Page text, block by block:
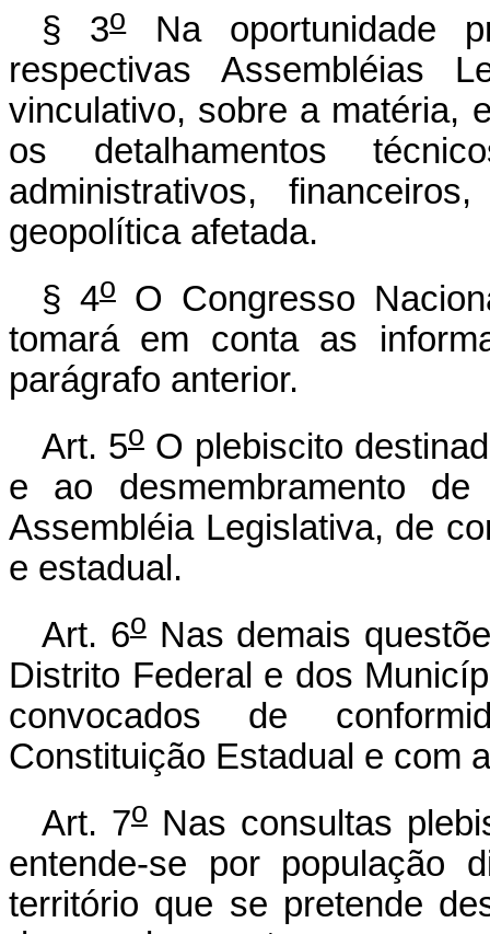
§ 3oNa oportunidade
respectivas Assembléias
vinculativo, sobre a matéria,
os detalhamentos
administrativos,
geopolítica afetada.
§ 4oO Congresso
tomará em conta as
parágrafo anterior.
Art. 5o O plebiscito
e ao desmembramento
Assembléia Legislativa, de
e estadual.
Art. 6oNas demais
Distrito Federal e dos
convocados de
Constituição Estadual e com
Art. 7o Nas consultas
entende-se por população
território que se pretende